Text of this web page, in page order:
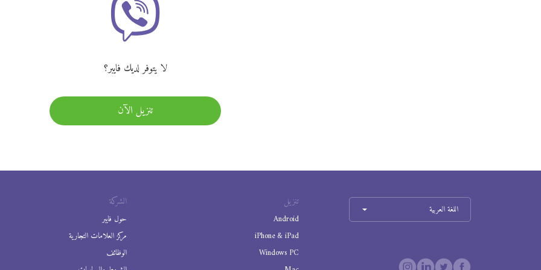
لا يتوفر لديك فايبر؟
تنزيل الآن
الشركة
حول فايبر
مركز العلامات التجارية
الوظائف
تنزيل
Android
iPhone & iPad
Windows PC
اللغة العربية